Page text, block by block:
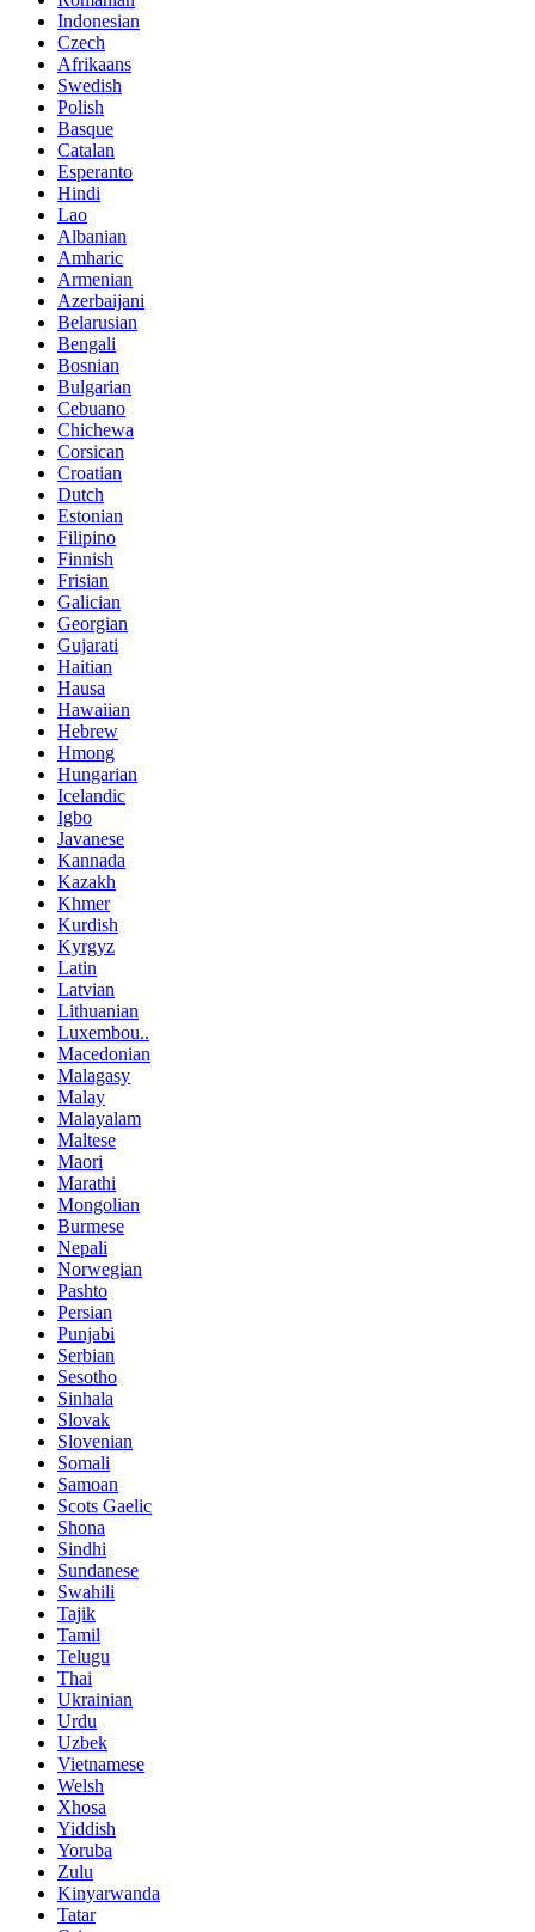
Indonesian
Czech
Afrikaans
Swedish
Polish
Basque
Catalan
Esperanto
Hindi
Lao
Albanian
Amharic
Armenian
Azerbaijani
Belarusian
Bengali
Bosnian
Bulgarian
Cebuano
Chichewa
Corsican
Croatian
Dutch
Estonian
Filipino
Finnish
Frisian
Galician
Georgian
Gujarati
Haitian
Hausa
Hawaiian
Hebrew
Hmong
Hungarian
Icelandic
Igbo
Javanese
Kannada
Kazakh
Khmer
Kurdish
Kyrgyz
Latin
Latvian
Lithuanian
Luxembou..
Macedonian
Malagasy
Malay
Malayalam
Maltese
Maori
Marathi
Mongolian
Burmese
Nepali
Norwegian
Pashto
Persian
Punjabi
Serbian
Sesotho
Sinhala
Slovak
Slovenian
Somali
Samoan
Scots Gaelic
Shona
Sindhi
Sundanese
Swahili
Tajik
Tamil
Telugu
Thai
Ukrainian
Urdu
Uzbek
Vietnamese
Welsh
Xhosa
Yiddish
Yoruba
Zulu
Kinyarwanda
Tatar